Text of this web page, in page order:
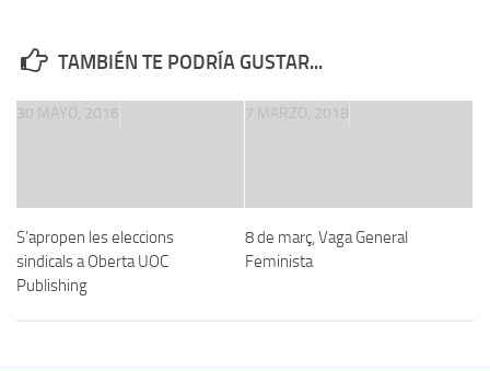
TAMBIÉN TE PODRÍA GUSTAR...
S’apropen les eleccions
sindicals a Oberta UOC
Publishing
30 MAYO, 2016
8 de març, Vaga General
Feminista
7 MARZO, 2018